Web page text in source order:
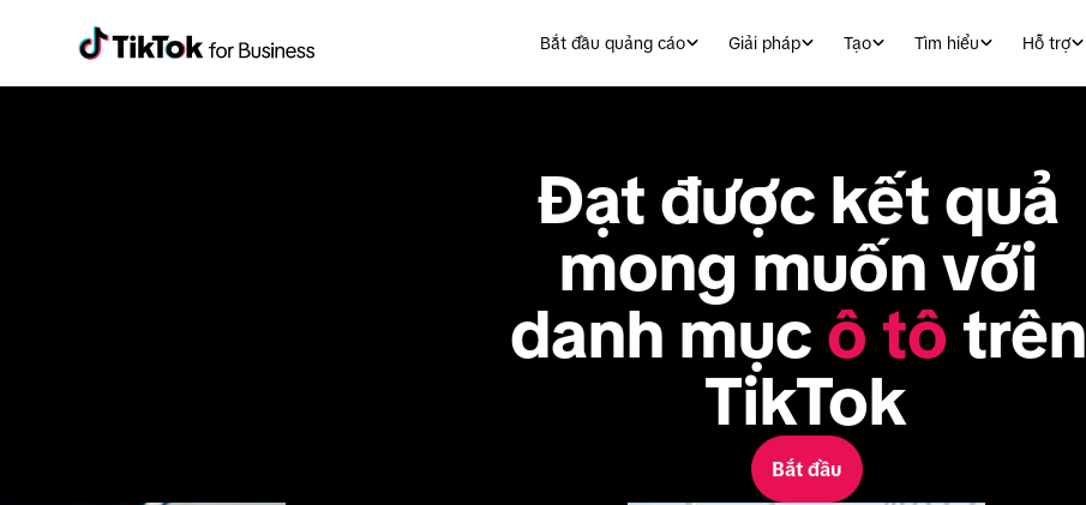
Bắt đầu quảng cáo Giải pháp Tạo Tìm hiểu Hỗ trợ
Đạt được kết quả
mong muốn với
danh mục ô tô trên
TikTok
Bắt đầu